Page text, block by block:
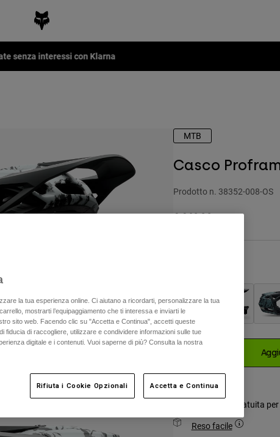
Capsule Collection -Scopri
MTB
Casco
Prodotto n. 38352-008-OS
€ 269.99
Spedizione gratuita
Reso facile
la tua esperienza online. Ci aiutano a ricordarti, personalizzare la tua
mostrarti l’equipaggiamento che ti interessa e inviarti le
sito web. Facendo clic su "Accetta e Continua", accetti queste
fiducia di raccogliere, utilizzare e condividere informazioni sulle tue
digitale e i contenuti. Vuoi saperne di più? Consulta la nostra
Rifiuta i Cookie Opzionali Accetta e Continua